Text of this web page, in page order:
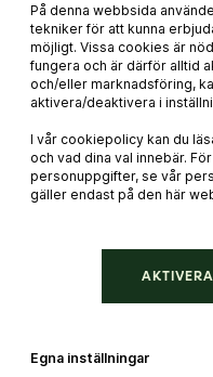
Palmento
På denna webbsida
tekniker för att kunna
möjligt. Vissa cookies är
fungera och är därför alltid
och/eller marknadsföring,
aktivera/deaktivera i
I vår cookiepolicy kan du
och vad dina val innebär.
personuppgifter, se vår
gäller endast på den här
Egna inställningar